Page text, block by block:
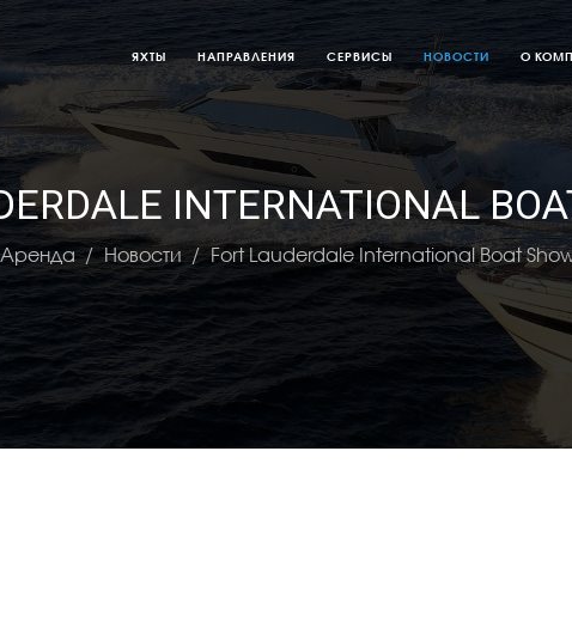
ЯХТЫ НАПРАВЛЕНИЯ СЕРВИСЫ НОВОСТИ О
INTERNATIONAL
Аренда Новости Fort Lauderdale International Boat